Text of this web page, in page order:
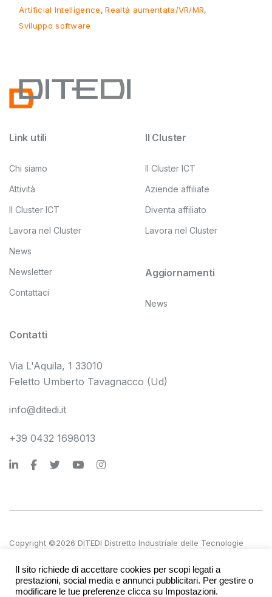
Artificial Intelligence Realtà aumentata/VR/MR
Sviluppo software
Link utili
Chi siamo
Attività
Il Cluster ICT
Lavora nel Cluster
News
Newsletter
Contattaci
Il Cluster
Il Cluster ICT
Aziende affiliate
Diventa affiliato
Lavora nel Cluster
Aggiornamenti
News
Contatti
Via L'Aquila, 1 33010
Feletto Umberto Tavagnacco (Ud)
info@ditedi.it
+39 0432 1698013
Copyright ©2026 DITEDI Distretto Industriale delle Tecnologie
P.IVA 02561380300 | REA UD 270601
Il sito richiede di accettare cookies per scopi legati a
prestazioni, social media e annunci pubblicitari. Per gestire o
modificare le tue preferenze clicca su Impostazioni.